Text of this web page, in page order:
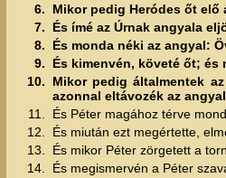
6.
Mikor pedig Heródes őt elő
7.
És ímé az Úrnak angyala
8.
És monda néki az angyal:
9.
És kimenvén, követé őt; és
10.
Mikor pedig általmentek
azonnal eltávozék az
11.
És Péter magához térve
12.
És miután ezt megértette,
13.
És mikor Péter zörgetett a
14.
És megismervén a Péter